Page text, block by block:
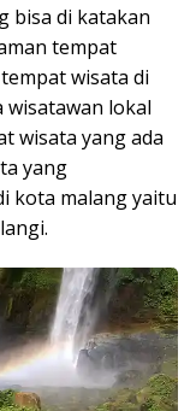
bisa di katakan
tempat
wisata di
wisatawan lokal
wisata yang ada
yang
kota malang yaitu